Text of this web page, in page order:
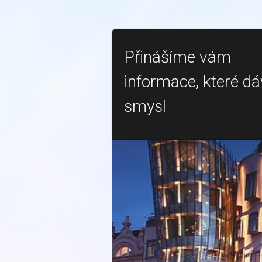
Přinášíme vám
informace, které
smysl